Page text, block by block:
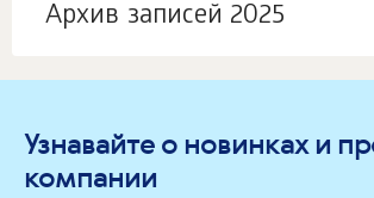
Архив записей 2025
Узнавайте о новинках и
компании